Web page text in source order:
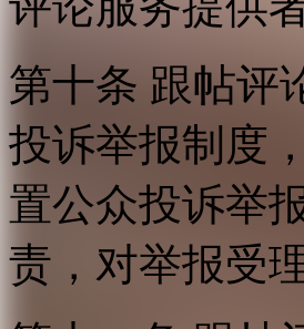
第十条 跟帖评
投诉举报制度
置公众投诉举
责，对举报受